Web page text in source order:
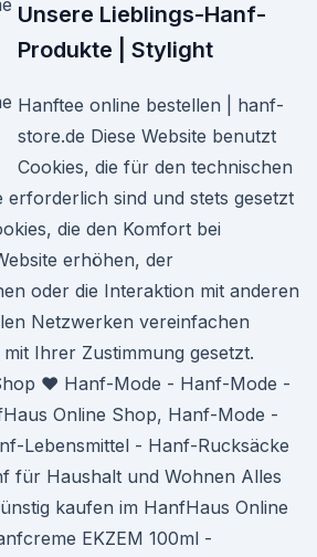
Unsere Lieblings-Hanf-
Produkte | Stylight
Hanftee online bestellen | hanf-
store.de Diese Website benutzt
Cookies, die für den technischen
erforderlich sind und stets gesetzt
die den Komfort bei
erhöhen, der
oder die Interaktion mit anderen
Netzwerken vereinfachen
Ihrer Zustimmung gesetzt.
♥ Hanf-Mode - Hanf-Mode -
Online Shop, Hanf-Mode -
Lebensmittel - Hanf-Rucksäcke
für Haushalt und Wohnen Alles
kaufen im HanfHaus Online
EKZEM 100ml -